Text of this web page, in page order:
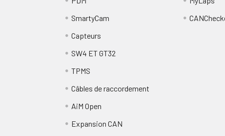
SmartyCam
Capteurs
SW4 ET GT32
TPMS
Câbles de raccordement
AiM Open
Expansion CAN